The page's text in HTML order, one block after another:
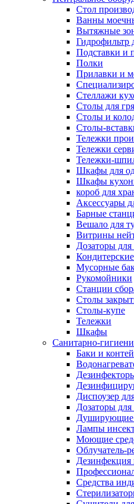
Cтол
Ванны
Вытяжные
Гидрофильтр
Подставки и
Полки
Прилавки и
Стеллажи
Столы для
Столы и
Столы-
Тележки
Тележки
Тележки-
Шкафы для
Шкафы
короб для
Аксессуары
Барные
Вешало для
Витрины
Дозаторы
Мусорные
Рукомойники
Станции
Столы
Столы-купе
Тележки
Шкафы
Санитарно-
Баки и
Диспоузер
Дозаторы
Душирующие
Лампы
Моющие
Облучатель-
Дезинфекция
Средства